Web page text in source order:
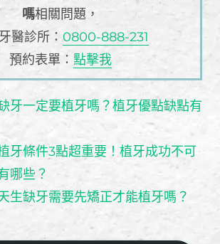
嗎相關問題，
醫診所： 0800-888-231
預約表單： 點擊我
牙一定要植牙嗎？植牙優點缺點有
牙條件3點超重要！植牙成功不可
哪些？
生缺牙需要先矯正才能植牙嗎？